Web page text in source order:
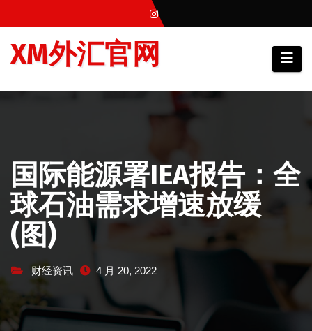
至
XM外汇官网
国际能源署IEA报告：全
球石油需求增速放缓
(图)
财经资讯 4 月 20, 2022